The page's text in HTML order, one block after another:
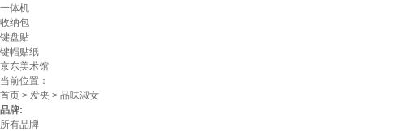
一体机
收纳包
键盘贴
键帽贴纸
京东美术馆
当前位置：
首页 > 发夹 > 品味淑女
品牌:
所有品牌